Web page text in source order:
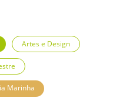
Artes e Design
Marinha